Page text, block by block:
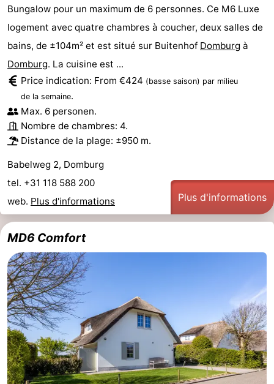
Bungalow pour un maximum de 6 personnes. Ce M6 Luxe
logement avec quatre chambres à coucher, deux salles de
bains, de ±104m² et est situé sur Buitenhof Domburg à
Domburg. La cuisine est ...
Price indication: From €424 (basse saison) par milieu
de la semaine.
Max. 6 personen.
Nombre de chambres: 4.
Distance de la plage: ±950 m.
Babelweg 2, Domburg
tel. +31 118 588 200
web. Plus d'informations Plus d'informations
MD6 Comfort